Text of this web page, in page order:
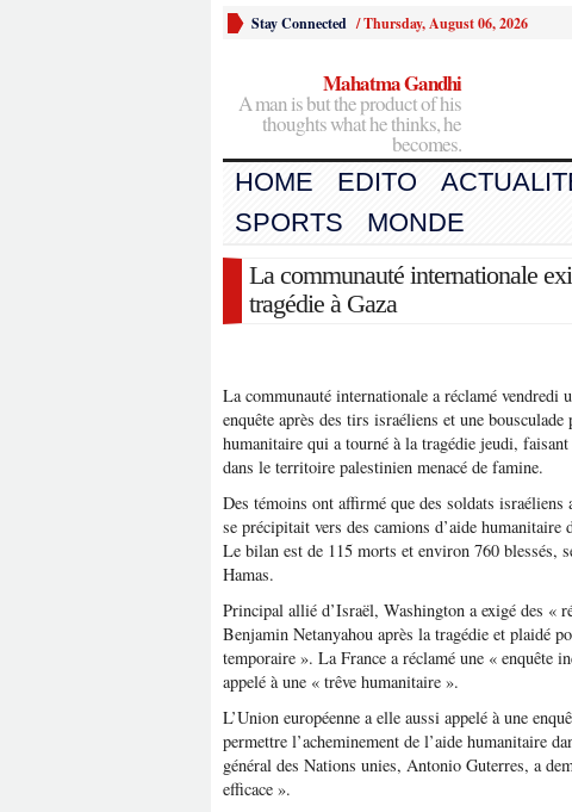
Stay Connected /Thursday, August 06, 2026
Mahatma Gandhi
A man is but the product of his
thoughts what he thinks, he
becomes.
HOME EDITO
SPORTS
MONDE
La communauté internationale
tragédie à Gaza
La communauté internationale a réclamé vendredi
enquête après des tirs israéliens et une
humanitaire qui a tourné à la tragédie jeudi,
dans le territoire palestinien menacé de famine.
Des témoins ont affirmé que des soldats
se précipitait vers des camions d’aide humanitaire
Le bilan est de 115 morts et environ 760 blessés,
Hamas.
Principal allié d’Israël, Washington a exigé des «
Benjamin Netanyahou après la tragédie et plaidé
temporaire ». La France a réclamé une « enquête
appelé à une « trêve humanitaire ».
L’Union européenne a elle aussi appelé à une
permettre l’acheminement de l’aide humanitaire
général des Nations unies, Antonio Guterres, a
efficace ».